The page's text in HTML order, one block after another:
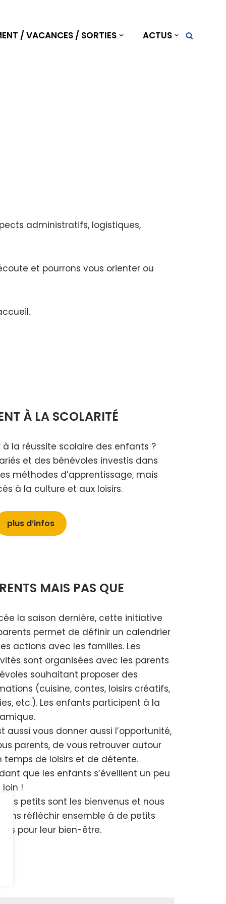
/ VACANCES / SORTIES ACTUS
administratifs, logistiques,
et pourrons vous orienter ou
À LA SCOLARITÉ
la réussite scolaire des enfants ?
et des bénévoles investis dans
méthodes d’apprentissage, mais
à la culture et aux loisirs.
plus d’infos
MAIS PAS QUE
la saison dernière, cette initiative
permet de définir un calendrier
actions avec les familles. Les
sont organisées avec les parents
souhaitant proposer des
(cuisine, contes, loisirs créatifs,
etc.). Les enfants participent à la
aussi vous donner aussi l’opportunité,
parents, de vous retrouver autour
temps de loisirs et de détente.
que les enfants s’éveillent un peu
loin !
tous petits sont les bienvenus et nous
réfléchir ensemble à de petits
pour leur bien-être.